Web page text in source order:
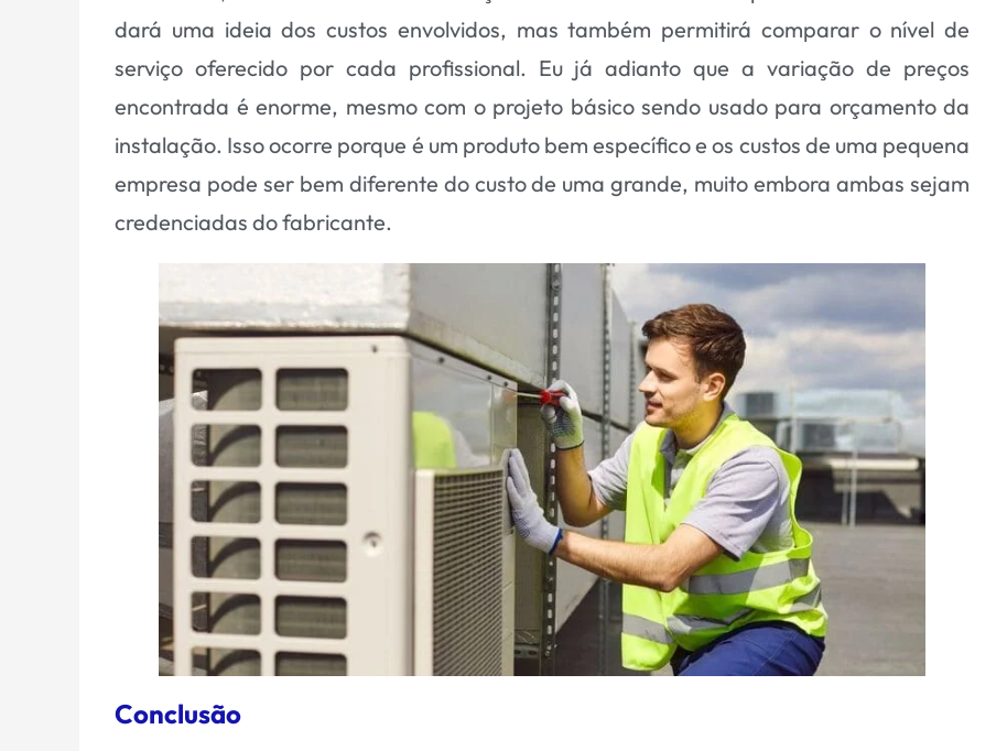
dará uma ideia dos custos envolvidos, mas também permitirá comparar o nível de
serviço oferecido por cada profissional. Eu já adianto que a variação de preços
encontrada é enorme, mesmo com o projeto básico sendo usado para orçamento da
instalação. Isso ocorre porque é um produto bem específico e os custos de uma pequena
empresa pode ser bem diferente do custo de uma grande, muito embora ambas sejam
credenciadas do fabricante.
Conclusão